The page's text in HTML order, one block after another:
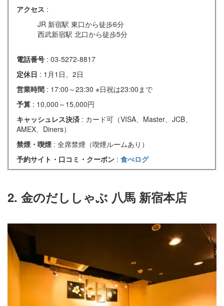
アクセス :
JR 新宿駅 東口から徒歩6分
西武新宿駅 北口から徒歩5分
電話番号 : 03-5272-8817
定休日 : 1月1日、2日
営業時間 : 17:00～23:30 ※日祝は23:00まで
予算 : 10,000～15,000円
キャッシュレス決済 : カード可（VISA、Master、JCB、
AMEX、Diners）
禁煙・喫煙 : 全席禁煙（喫煙ルームあり）
予約サイト・口コミ・クーポン : 食べログ
2. 金のだししゃぶ 八馬 新宿本店